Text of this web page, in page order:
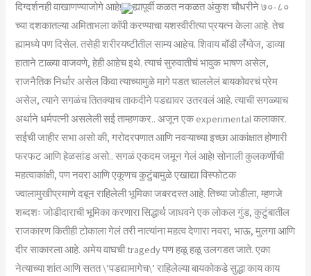
दिग्दर्शनही वाखाणण्याजोगे आहे!
ह्यापूर्वी कळत नकळत अंकुश चौधरीने ७०-८०
च्या दशकातल्या अमिताभला कॉपी करण्याचा यशस्वीरीत्या प्रयत्न केला आहे. तेच
ह्यामध्ये पण दिसेल. तसेही शरीरयष्टीतील साम्य आहेच. शिवाय बॉडी लँग्वेज, डाव्या
हाताने टाळ्या वाजवणे, हेही आहेच इथे. त्याचं सुरुवातीचं भावुक भाषण असेल,
राजनैतिक निर्धार असेल किंवा त्याच्यामुळे मागे पडत चाललेलं बायकोवरचं प्रेम
असेल, त्याने सगळंच तितक्याच ताकदीने पडद्यावर उतरवलं आहे. त्याची सगळ्याच
अर्थाने धर्मपत्नी असलेली सई ताम्हणकर.. अजून एक experimental कलाकार.
सईची जाहीर सभा असो की, गरोदरपणात आणि नवऱ्याच्या इच्छा आकांक्षात होणारी
फरफट आणि हेळसांड असो.. सगळं एकदम जमून गेलं आहे! सोनाली कुलकर्णीची
महत्वाकांक्षी, पण नवरा आणि एकूणच कुटुंबामुळे एखाद्या विस्फोटक
ज्वालामुखीप्रमाणे दबून राहिलेली भूमिका जबरदस्त आहे. तिच्या जोडीला, म्हणजे
शब्दशः जोडीदाराची भूमिका करणारा सिद्धार्थ जाधवने एक लोकल गुंड, कुटुंबातील
राजकारण कितीही टोकाला गेलं तरी नात्यांना महत्व देणारा नवरा, भाऊ, मुलगा आणि
दीर साकारला आहे. अमेय वाघची tragedy पण हळू हळू उलगडत जाते. एका
नेत्याच्या शांत आणि सतत \’पडद्यामागेच\’ राहिलेल्या बायकोकडे सुद्धा काय काय